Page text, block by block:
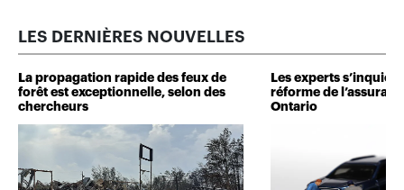
LES DERNIÈRES NOUVELLES
La propagation rapide des feux de
forêt est exceptionnelle, selon des
chercheurs
Les experts
réforme de
Ontario